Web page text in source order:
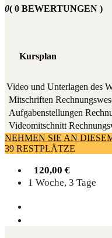
0( 0 BEWERTUNGEN )
Kursplan
Video und Unterlagen des
Mit­schrif­ten
Auf­ga­ben­stel­lun­gen
Video­mit­schnitt
NEHMEN SIE AN
39 RESTPLÄTZE
120,00 €
1 Woche, 3 Tage